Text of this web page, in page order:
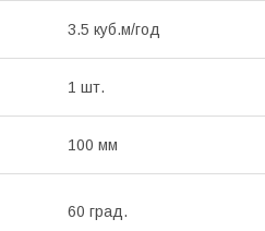
3.5 куб.м/год
1 шт.
100 мм
60 град.